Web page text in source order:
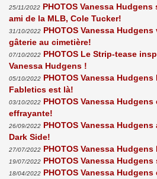
25/11/2022 PHOTOS Vanessa
ami de la MLB, Cole Tucker!
31/10/2022 PHOTOS Vanessa
gâterie au cimetière!
07/10/2022 PHOTOS Le Strip-tease
Vanessa Hudgens !
05/10/2022 PHOTOS Vanessa
Fabletics est là!
03/10/2022 PHOTOS Vanessa
effrayante!
26/09/2022 PHOTOS Vanessa
Dark Side!
27/07/2022 PHOTOS Vanessa
19/07/2022 PHOTOS Vanessa
18/04/2022 PHOTOS Vanessa